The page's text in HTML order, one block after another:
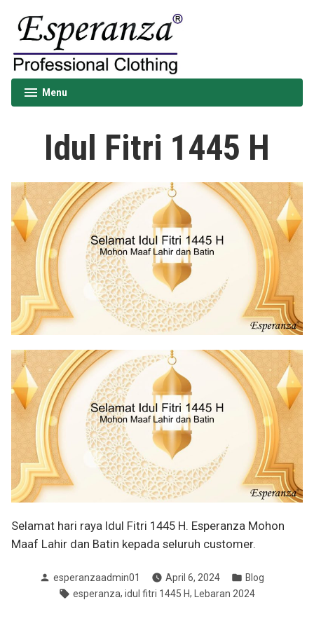
content
Esperanza
Menu
expanded
collapsed
Idul Fitri 1445 H
Selamat hari raya Idul Fitri 1445 H. Esperanza Mohon
Maaf Lahir dan Batin kepada seluruh customer.
Posted
by
esperanzaadmin01 April 6, 2024
Posted
in
Blog
Tags:
esperanza, idul fitri 1445 H, Lebaran 2024